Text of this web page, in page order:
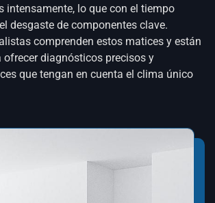
intensamente, lo que con el tiempo
desgaste de componentes clave.
comprenden estos matices y están
ofrecer diagnósticos precisos y
que tengan en cuenta el clima único